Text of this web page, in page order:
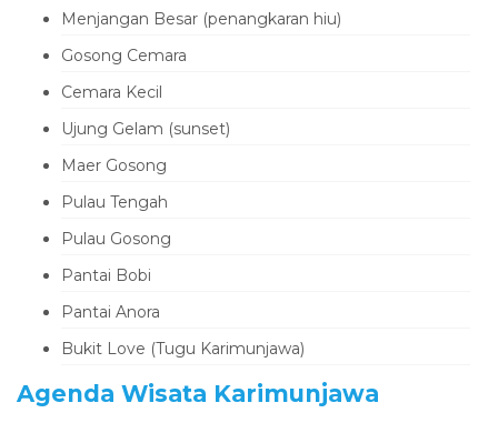
Menjangan Besar (penangkaran hiu)
Gosong Cemara
Cemara Kecil
Ujung Gelam (sunset)
Maer Gosong
Pulau Tengah
Pulau Gosong
Pantai Bobi
Pantai Anora
Bukit Love (Tugu Karimunjawa)
Agenda Wisata Karimunjawa